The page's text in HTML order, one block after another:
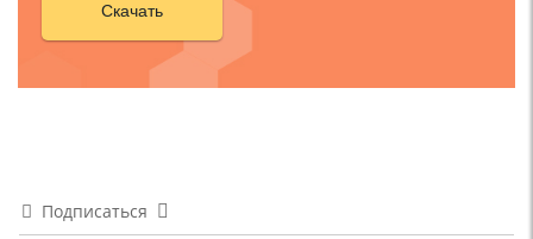
Скачать
Подписаться